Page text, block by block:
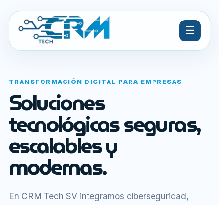
☰
TRANSFORMACIÓN DIGITAL PARA EMPRESAS
Soluciones
tecnológicas seguras,
escalables y
modernas.
En CRM Tech SV integramos ciberseguridad,